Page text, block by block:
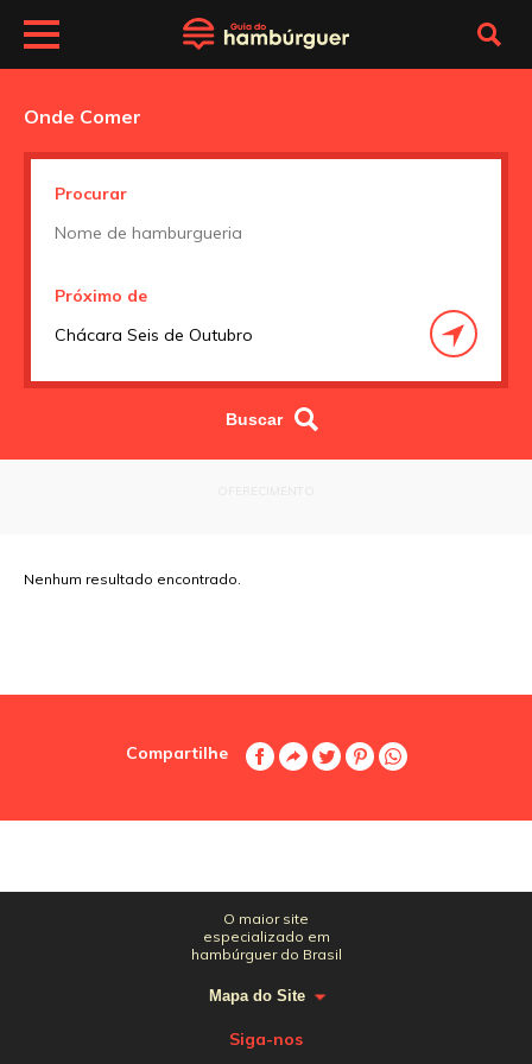
Onde Comer
Procurar
Próximo de
Nenhum resultado encontrado.
Compartilhe
O maior site
especializado em
hambúrguer do Brasil
Mapa do Site
Siga-nos